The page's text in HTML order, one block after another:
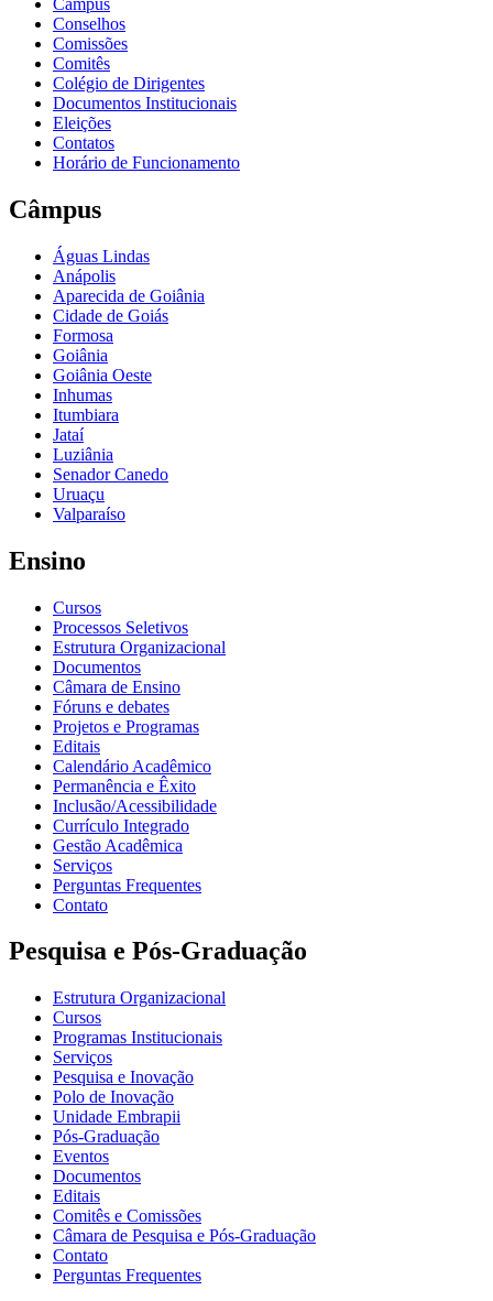
Câmpus
Conselhos
Comissões
Comitês
Colégio de Dirigentes
Documentos Institucionais
Eleições
Contatos
Horário de Funcionamento
Câmpus
Águas Lindas
Anápolis
Aparecida de Goiânia
Cidade de Goiás
Formosa
Goiânia
Goiânia Oeste
Inhumas
Itumbiara
Jataí
Luziânia
Senador Canedo
Uruaçu
Valparaíso
Ensino
Cursos
Processos Seletivos
Estrutura Organizacional
Documentos
Câmara de Ensino
Fóruns e debates
Projetos e Programas
Editais
Calendário Acadêmico
Permanência e Êxito
Inclusão/Acessibilidade
Currículo Integrado
Gestão Acadêmica
Serviços
Perguntas Frequentes
Contato
Pesquisa e Pós-Graduação
Estrutura Organizacional
Cursos
Programas Institucionais
Serviços
Pesquisa e Inovação
Polo de Inovação
Unidade Embrapii
Pós-Graduação
Eventos
Documentos
Editais
Comitês e Comissões
Câmara de Pesquisa e Pós-Graduação
Contato
Perguntas Frequentes